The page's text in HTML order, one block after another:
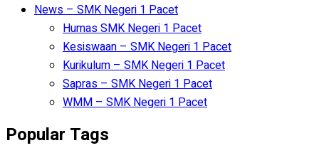
News – SMK Negeri 1 Pacet
Humas SMK Negeri 1 Pacet
Kesiswaan – SMK Negeri 1 Pacet
Kurikulum – SMK Negeri 1 Pacet
Sapras – SMK Negeri 1 Pacet
WMM – SMK Negeri 1 Pacet
Popular Tags